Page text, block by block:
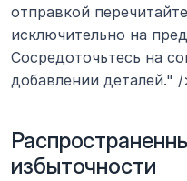
отправкой
исключительно на
Сосредоточьтесь на
добавлении деталей." /
избыточности